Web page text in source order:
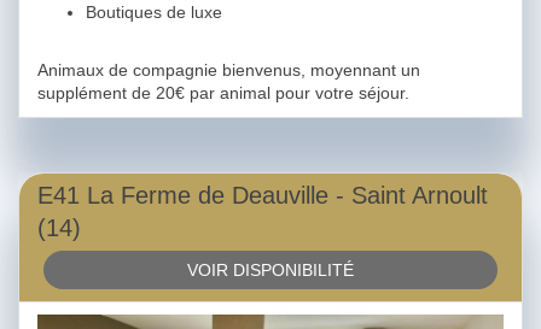
Boutiques de luxe
Animaux de compagnie bienvenus, moyennant un
supplément de 20€ par animal pour votre séjour.
E41 La Ferme de Deauville - Saint Arnoult
(14)
VOIR DISPONIBILITÉ